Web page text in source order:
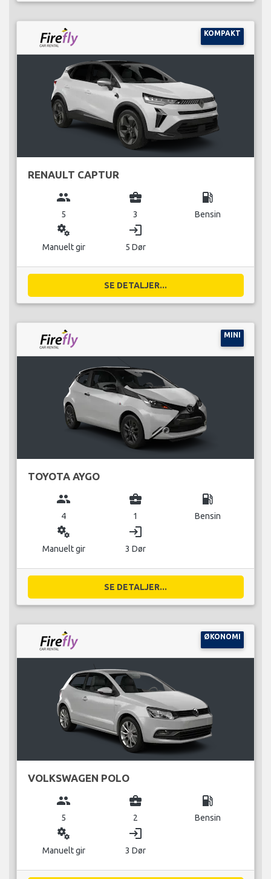
KOMPAKT
RENAULT CAPTUR
group
5
business_center
3
local_gas_station
Bensin
miscellaneous_services
Manuelt gir
login
5 Dør
SE DETALJER...
MINI
TOYOTA AYGO
group
4
business_center
1
local_gas_station
Bensin
miscellaneous_services
Manuelt gir
login
3 Dør
SE DETALJER...
ØKONOMI
VOLKSWAGEN POLO
group
5
business_center
2
local_gas_station
Bensin
miscellaneous_services
Manuelt gir
login
3 Dør